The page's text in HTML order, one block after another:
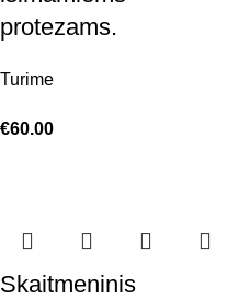
protezams.
Turime
€60.00
Skaitmeninis